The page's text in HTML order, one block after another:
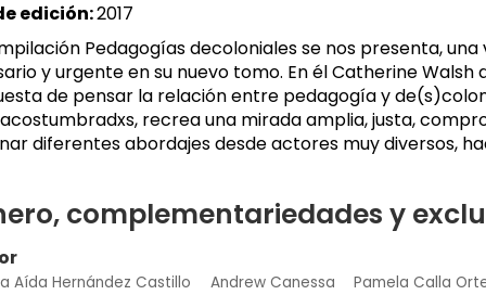
edición:2017
Pedagogías decoloniales se nos presenta,
y urgente en su nuevo tomo. En él Catherine Walsh
de pensar la relación entre pedagogía y
recrea una mirada amplia, justa,
diferentes abordajes desde actores muy diversos,
complementariedades y
Aída Hernández Castillo Andrew Canessa Pamela Calla